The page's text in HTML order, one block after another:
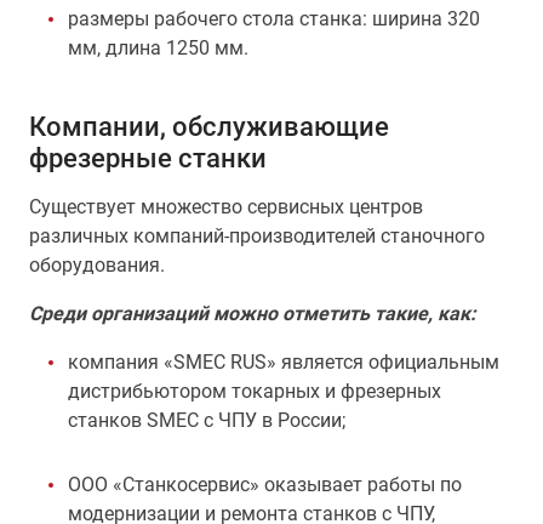
размеры рабочего стола станка: ширина 320
мм, длина 1250 мм.
Компании, обслуживающие
фрезерные станки
Существует множество сервисных центров
различных компаний-производителей станочного
оборудования.
Среди организаций можно отметить такие, как:
компания «SMEC RUS» является официальным
дистрибьютором токарных и фрезерных
станков SMEC с ЧПУ в России;
OOO «Станкосервис» оказывает работы по
модернизации и ремонта станков с ЧПУ,